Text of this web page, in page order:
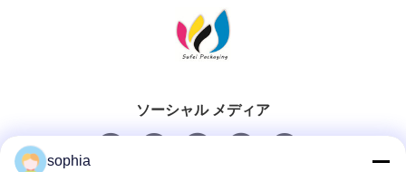
ソーシャル メディア
sophia